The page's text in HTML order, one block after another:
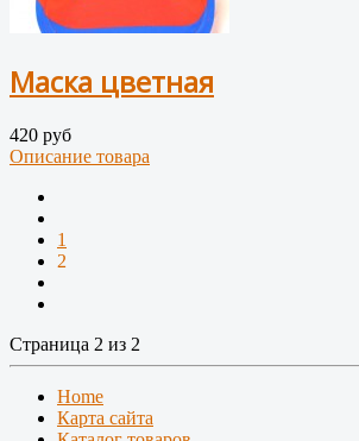
Маска цветная
420 руб
Описание товара
1
2
Страница 2 из 2
Home
Карта сайта